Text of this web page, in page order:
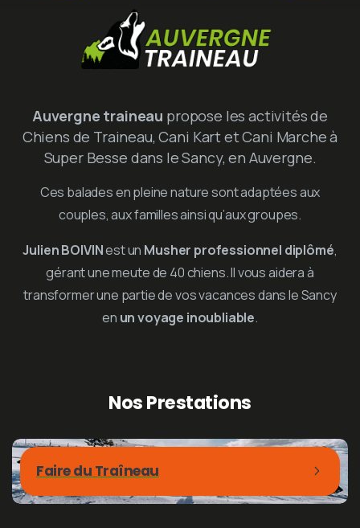
Auvergne traineau propose les activités de
Chiens de Traineau, Cani Kart et Cani Marche à
Super Besse dans le Sancy, en Auvergne.
Ces balades en pleine nature sont adaptées aux
couples, aux familles ainsi qu’aux groupes.
Julien BOIVINest un Musher professionnel diplômé,
gérant une meute de 40 chiens. Il vous aidera à
transformer une partie de vos vacances dans le Sancy
en un voyage inoubliable.
NosPrestations
Faire du Traîneau